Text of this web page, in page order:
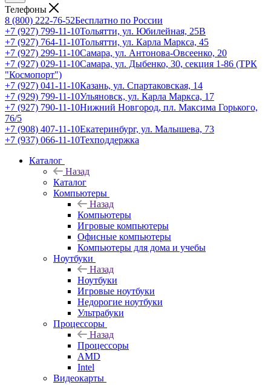
Телефоны
8 (800) 222-76-52Бесплатно по России
+7 (927) 799-11-10Тольятти, ул. Юбилейная, 25В
+7 (927) 764-11-10Тольятти, ул. Карла Маркса, 45
+7 (927) 299-11-10Самара, ул. Антонова-Овсеенко, 20
+7 (927) 029-11-10Самара, ул. Дыбенко, 30, секция 1-86 (ТРК
"Космопорт")
+7 (927) 041-11-10Казань, ул. Спартаковская, 14
+7 (929) 799-11-10Ульяновск, ул. Карла Маркса, 17
+7 (927) 790-11-10Нижний Новгород, пл. Максима Горького,
76/5
+7 (908) 407-11-10Екатеринбург, ул. Малышева, 73
+7 (937) 066-11-10Техподдержка
Каталог
Назад
Каталог
Компьютеры
Назад
Компьютеры
Игровые компьютеры
Офисные компьютеры
Компьютеры для дома и учебы
Ноутбуки
Назад
Ноутбуки
Игровые ноутбуки
Недорогие ноутбуки
Ультрабуки
Процессоры
Назад
Процессоры
AMD
Intel
Видеокарты